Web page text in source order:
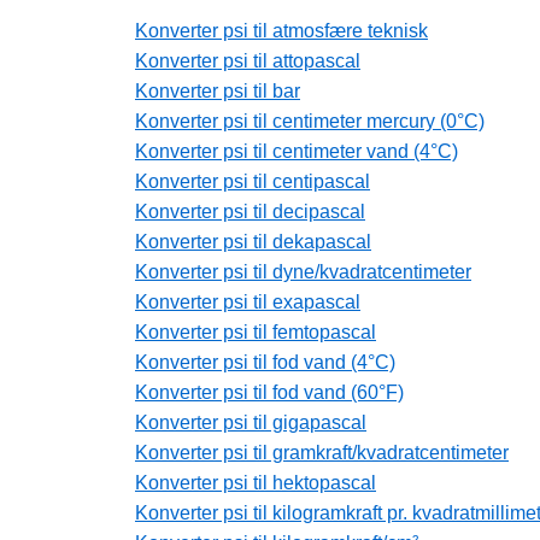
Konverter psi til atmosfære teknisk
Konverter psi til attopascal
Konverter psi til bar
Konverter psi til centimeter mercury (0°C)
Konverter psi til centimeter vand (4°C)
Konverter psi til centipascal
Konverter psi til decipascal
Konverter psi til dekapascal
Konverter psi til dyne/kvadratcentimeter
Konverter psi til exapascal
Konverter psi til femtopascal
Konverter psi til fod vand (4°C)
Konverter psi til fod vand (60°F)
Konverter psi til gigapascal
Konverter psi til gramkraft/kvadratcentimeter
Konverter psi til hektopascal
Konverter psi til kilogramkraft pr.